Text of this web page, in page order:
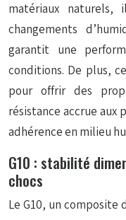
matériaux
changements
garantit une
conditions. De plus,
pour offrir des
résistance accrue aux
adhérence en milieu
G10 : stabilité
chocs
Le G10, un composite